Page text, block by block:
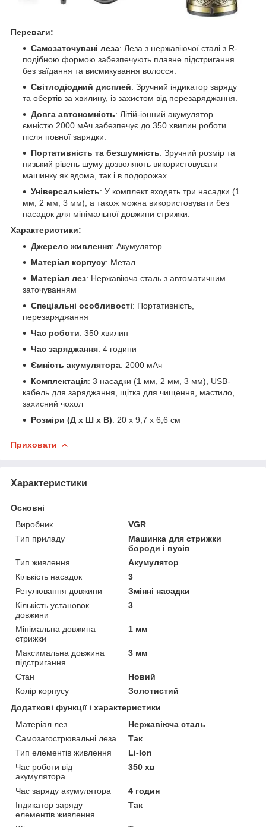
Переваги:
Самозаточувані леза: Леза з нержавіючої сталі з R-
подібною формою забезпечують плавне підстригання
без заїдання та висмикування волосся.
Світлодіодний дисплей: Зручний індикатор заряду
та обертів за хвилину, із захистом від перезаряджання.
Довга автономність: Літій-іонний акумулятор
ємністю 2000 мАч забезпечує до 350 хвилин роботи
після повної зарядки.
Портативність та безшумність: Зручний розмір та
низький рівень шуму дозволяють використовувати
машинку як вдома, так і в подорожах.
Універсальність: У комплект входять три насадки (1
мм, 2 мм, 3 мм), а також можна використовувати без
насадок для мінімальної довжини стрижки.
Характеристики:
Джерело живлення: Акумулятор
Матеріал корпусу: Метал
Матеріал лез: Нержавіюча сталь з автоматичним
заточуванням
Спеціальні особливості: Портативність,
перезаряджання
Час роботи: 350 хвилин
Час заряджання: 4 години
Ємність акумулятора: 2000 мАч
Комплектація: 3 насадки (1 мм, 2 мм, 3 мм), USB-
кабель для заряджання, щітка для чищення, мастило,
захисний чохол
Розміри (Д x Ш x В): 20 x 9,7 x 6,6 см
Приховати
Характеристики
Основні
Виробник
VGR
Тип приладу
Машинка для стрижки
бороди і вусів
Тип живлення
Акумулятор
Кількість насадок
3
Регулювання довжини
Змінні насадки
Кількість установок
довжини
3
Мінімальна довжина
стрижки
1 мм
Максимальна довжина
підстригання
3 мм
Стан
Новий
Колір корпусу
Золотистий
Додаткові функції і характеристики
Матеріал лез
Нержавіюча сталь
Самозагострювальні леза
Так
Тип елементів живлення
Li-Ion
Час роботи від
акумулятора
350 хв
Час заряду акумулятора
4 годин
Індикатор заряду
елементів живлення
Так